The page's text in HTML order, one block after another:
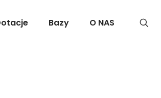
Bazy O NAS